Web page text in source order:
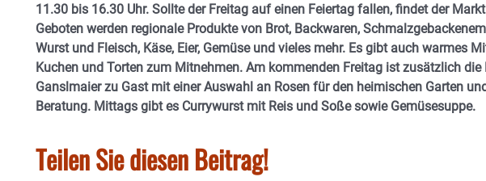
11.30 bis 16.30 Uhr. Sollte der Freitag auf einen Feiertag fallen, findet der
Geboten werden regionale Produkte von Brot, Backwaren,
Wurst und Fleisch, Käse, Eier, Gemüse und vieles mehr. Es gibt auch warmes
Kuchen und Torten zum Mitnehmen. Am kommenden Freitag ist zusätzlich die
Ganslmaier zu Gast mit einer Auswahl an Rosen für den heimischen Garten
Beratung. Mittags gibt es Currywurst mit Reis und Soße sowie Gemüsesuppe.
Teilen Sie diesen Beitrag!